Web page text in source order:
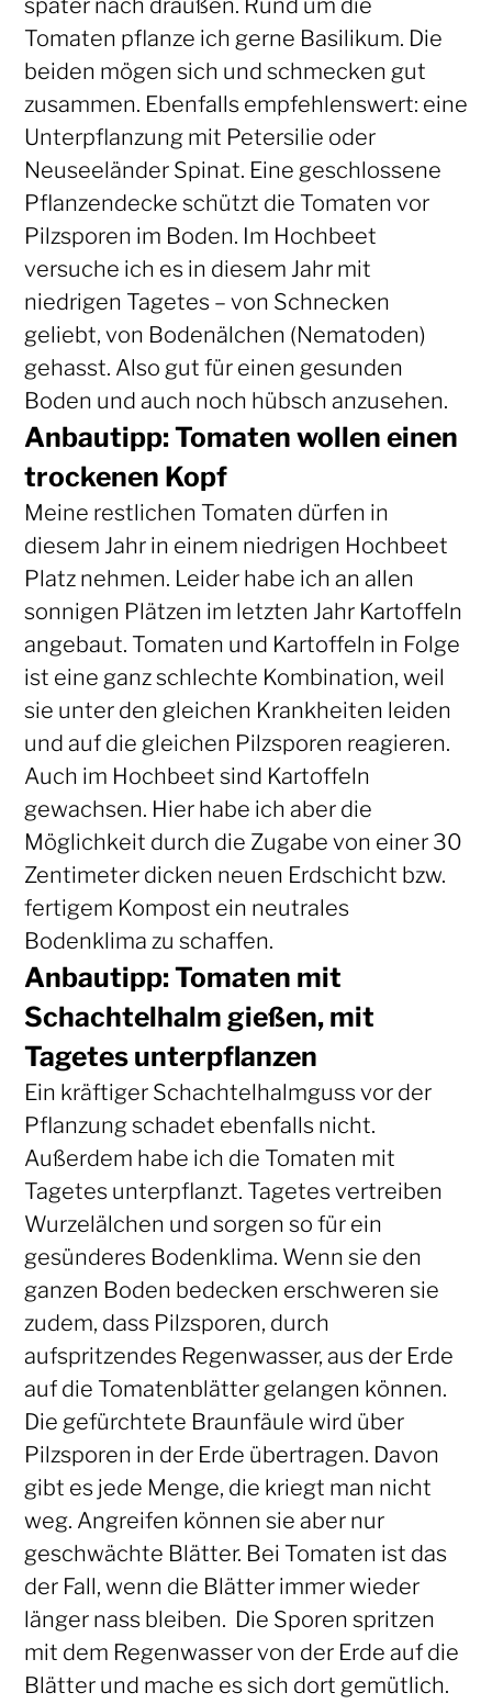
später nach draußen. Rund um die
Tomaten pflanze ich gerne Basilikum. Die
beiden mögen sich und schmecken gut
zusammen. Ebenfalls empfehlenswert: eine
Unterpflanzung mit Petersilie oder
Neuseeländer Spinat. Eine geschlossene
Pflanzendecke schützt die Tomaten vor
Pilzsporen im Boden. Im Hochbeet
versuche ich es in diesem Jahr mit
niedrigen Tagetes – von Schnecken
geliebt, von Bodenälchen (Nematoden)
gehasst. Also gut für einen gesunden
Boden und auch noch hübsch anzusehen.
Anbautipp: Tomaten wollen einen
trockenen Kopf
Meine restlichen Tomaten dürfen in
diesem Jahr in einem niedrigen Hochbeet
Platz nehmen. Leider habe ich an allen
sonnigen Plätzen im letzten Jahr Kartoffeln
angebaut. Tomaten und Kartoffeln in Folge
ist eine ganz schlechte Kombination, weil
sie unter den gleichen Krankheiten leiden
und auf die gleichen Pilzsporen reagieren.
Auch im Hochbeet sind Kartoffeln
gewachsen. Hier habe ich aber die
Möglichkeit durch die Zugabe von einer 30
Zentimeter dicken neuen Erdschicht bzw.
fertigem Kompost ein neutrales
Bodenklima zu schaffen.
Anbautipp: Tomaten mit
Schachtelhalm gießen, mit
Tagetes unterpflanzen
Ein kräftiger Schachtelhalmguss vor der
Pflanzung schadet ebenfalls nicht.
Außerdem habe ich die Tomaten mit
Tagetes unterpflanzt. Tagetes vertreiben
Wurzelälchen und sorgen so für ein
gesünderes Bodenklima. Wenn sie den
ganzen Boden bedecken erschweren sie
zudem, dass Pilzsporen, durch
aufspritzendes Regenwasser, aus der Erde
auf die Tomatenblätter gelangen können.
Die gefürchtete Braunfäule wird über
Pilzsporen in der Erde übertragen. Davon
gibt es jede Menge, die kriegt man nicht
weg. Angreifen können sie aber nur
geschwächte Blätter. Bei Tomaten ist das
der Fall, wenn die Blätter immer wieder
länger nass bleiben. Die Sporen spritzen
mit dem Regenwasser von der Erde auf die
Blätter und mache es sich dort gemütlich.